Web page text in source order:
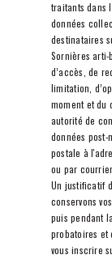
traitants dans
données
destinataires
Sornières arti-
d’accès, de
limitation,
moment et du
autorité de
données post-
postale à
ou par
Un justificatif
conservons
puis pendant
probatoires et
vous inscrire